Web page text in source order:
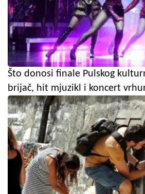
Što donosi finale Pulskog
brijač, hit mjuzikl i koncert